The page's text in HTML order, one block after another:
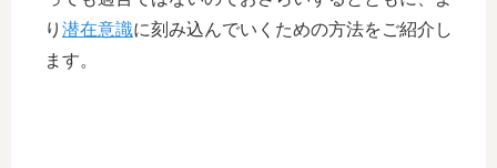
り 潜在意識に刻み込んでいくための方法をご紹介し
ます。